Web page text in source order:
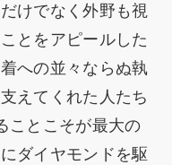
けでなく外野も視
とをアピールした
への並々ならぬ執
えてくれた人たち
ことこそが最大の
ダイヤモンドを駆